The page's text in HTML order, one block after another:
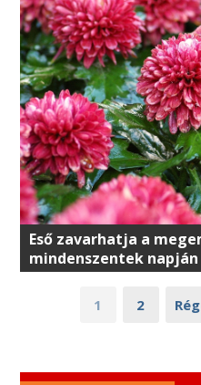
Eső zavarhatja a
mindenszentek
1 2